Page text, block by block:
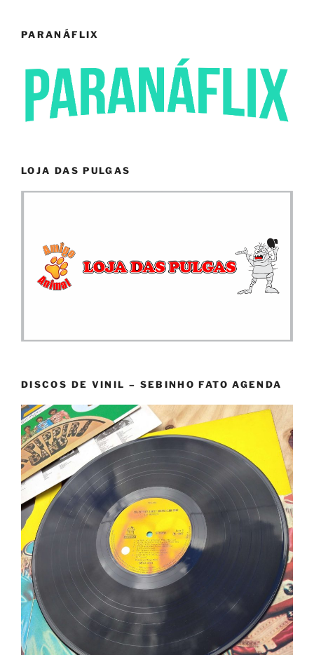
PARANÁFLIX
LOJA DAS PULGAS
DISCOS DE VINIL – SEBINHO FATO AGENDA